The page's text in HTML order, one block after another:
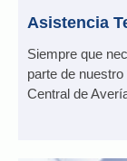
Asistencia
Siempre que
parte de
Central de